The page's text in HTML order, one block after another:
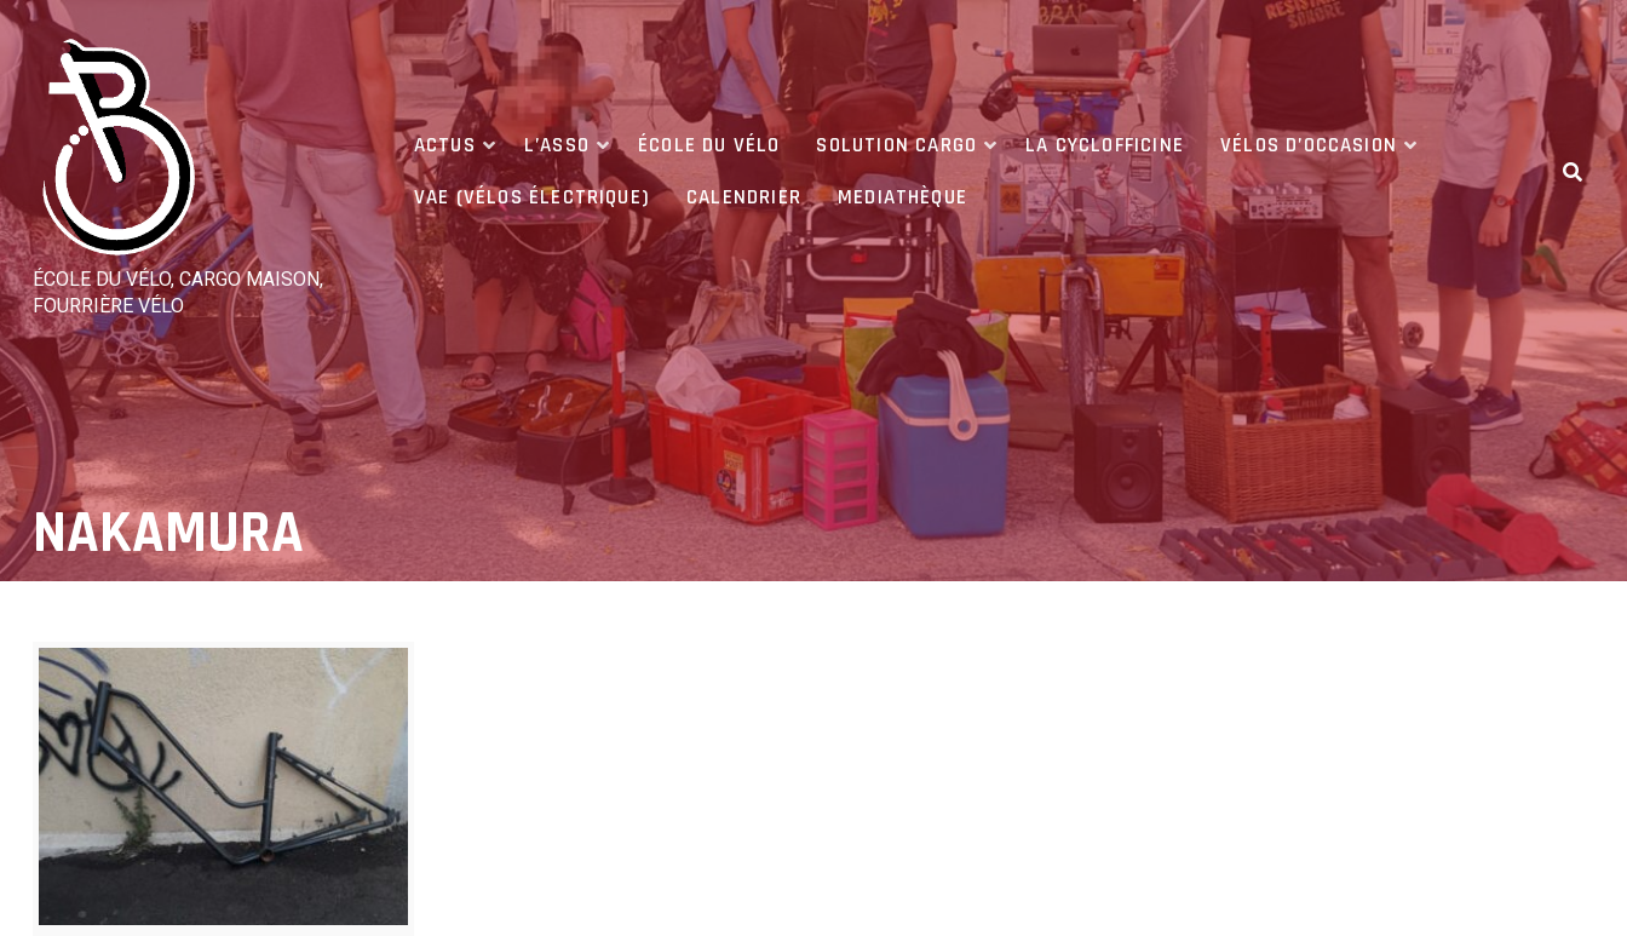
Skip
content
ÉCOLE DU VÉLO, CARGO MAISON,
FOURRIÈRE VÉLO
ACTUS L’ASSO ÉCOLE DU VÉLO SOLUTION CARGO LA CYCLOFFICINE
VÉLOS D’OCCASION
VAE (VÉLOS ÉLECTRIQUE)
CALENDRIER MEDIATHÈQUE
NAKAMURA